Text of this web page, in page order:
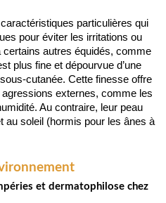
particulières qui
pour éviter les irritations ou
certains autres équidés, comme
plus fine et dépourvue d’une
cutanée. Cette finesse offre
externes, comme les
Au contraire, leur peau
au soleil (hormis pour les ânes à
et dermatophilose chez